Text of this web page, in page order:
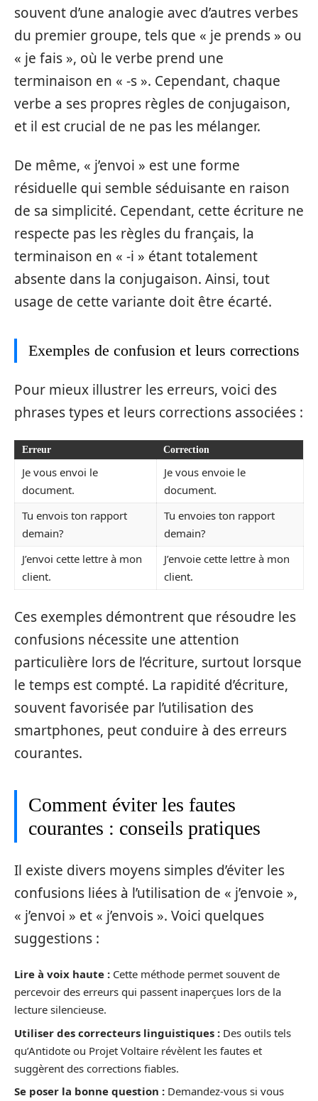
souvent d’une analogie avec d’autres verbes
du premier groupe, tels que « je prends » ou
« je fais », où le verbe prend une
terminaison en « -s ». Cependant, chaque
verbe a ses propres règles de conjugaison,
et il est crucial de ne pas les mélanger.
De même, « j’envoi » est une forme
résiduelle qui semble séduisante en raison
de sa simplicité. Cependant, cette écriture ne
respecte pas les règles du français, la
terminaison en « -i » étant totalement
absente dans la conjugaison. Ainsi, tout
usage de cette variante doit être écarté.
Exemples de confusion et leurs corrections
Pour mieux illustrer les erreurs, voici des
phrases types et leurs corrections associées :
Erreur Correction
Je vous envoi le
document.
Je vous envoie le
document.
Tu envois ton rapport
demain?
Tu envoies ton rapport
demain?
J’envoi cette lettre à mon
client.
J’envoie cette lettre à mon
client.
Ces exemples démontrent que résoudre les
confusions nécessite une attention
particulière lors de l’écriture, surtout lorsque
le temps est compté. La rapidité d’écriture,
souvent favorisée par l’utilisation des
smartphones, peut conduire à des erreurs
courantes.
Comment éviter les fautes
courantes : conseils pratiques
Il existe divers moyens simples d’éviter les
confusions liées à l’utilisation de « j’envoie »,
« j’envoi » et « j’envois ». Voici quelques
suggestions :
Lire à voix haute : Cette méthode permet souvent de
percevoir des erreurs qui passent inaperçues lors de la
lecture silencieuse.
Utiliser des correcteurs linguistiques : Des outils tels
qu’Antidote ou Projet Voltaire révèlent les fautes et
suggèrent des corrections fiables.
Se poser la bonne question : Demandez-vous si vous